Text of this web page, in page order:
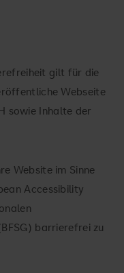
gilt für die
Webseite
sowie Inhalte der
Website im Sinne
Accessibility
barrierefrei zu